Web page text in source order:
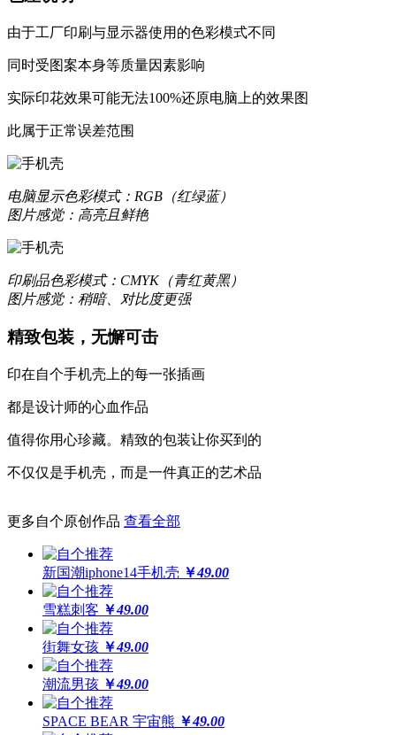
更合身
优质液态硅胶材质，一体成型，精准孔位，贴合原机机身设
质感升级，耐刮防撞，加倍防护
更轻薄
数次改良模具，实现裸机般纤薄手感
更保护
更还原
全球领先喷绘工艺，100%高精度印刷
64位高保真色彩，画面高度还原
由于工厂印刷与显示器使用的色彩模式不同
同时受图案本身等质量因素影响
实际印花效果可能无法100%还原电脑上的效果图
此属于正常误差范围
电脑显示色彩模式：RGB（红绿蓝）
图片感觉：高亮且鲜艳
印刷品色彩模式：CMYK（青红黄黑）
图片感觉：稍暗、对比度更强
精致包装，无懈可击
印在自个手机壳上的每一张插画
都是设计师的心血作品
值得你用心珍藏。精致的包装让你买到的
不仅仅是手机壳，而是一件真正的艺术品
更多自个原创作品 查看全部
新国潮iphone14手机壳 ￥49.00
雪糕刺客 ￥49.00
街舞女孩 ￥49.00
潮流男孩 ￥49.00
SPACE BEAR 宇宙熊 ￥49.00